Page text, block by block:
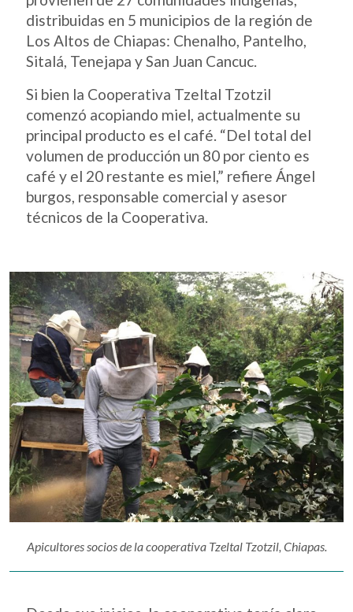
distribuidas en 5 municipios de la región de
Los Altos de Chiapas: Chenalho, Pantelho,
Sitalá, Tenejapa y San Juan Cancuc.
Si bien la Cooperativa Tzeltal Tzotzil
comenzó acopiando miel, actualmente su
principal producto es el café. “Del total del
volumen de producción un 80 por ciento es
café y el 20 restante es miel,” refiere Ángel
burgos, responsable comercial y asesor
técnicos de la Cooperativa.
Apicultores socios de la cooperativa Tzeltal Tzotzil, Chiapas.